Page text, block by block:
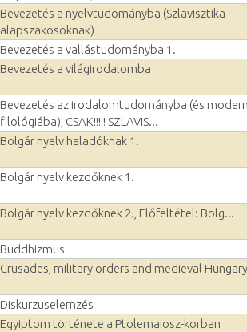
Bevezetés a nyelvtudományba (Szlavisztika
alapszakosoknak)
Bevezetés a vallástudományba 1.
Bevezetés a világirodalomba
Bevezetés az irodalomtudományba (és
filológiába), CSAK!!!!! SZLAVIS...
Bolgár nyelv haladóknak 1.
Bolgár nyelv kezdőknek 1.
Bolgár nyelv kezdőknek 2., Előfeltétel: Bolg...
Buddhizmus
Crusades, military orders and medieval Hungary
Diskurzuselemzés
Egyiptom története a Ptolemaiosz-korban